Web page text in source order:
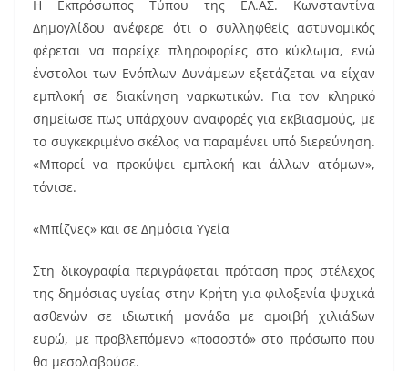
Η Εκπρόσωπος Τύπου της ΕΛ.ΑΣ. Κωνσταντίνα
Δημογλίδου ανέφερε ότι ο συλληφθείς αστυνομικός
φέρεται να παρείχε πληροφορίες στο κύκλωμα, ενώ
ένστολοι των Ενόπλων Δυνάμεων εξετάζεται να είχαν
εμπλοκή σε διακίνηση ναρκωτικών. Για τον κληρικό
σημείωσε πως υπάρχουν αναφορές για εκβιασμούς, με
το συγκεκριμένο σκέλος να παραμένει υπό διερεύνηση.
«Μπορεί να προκύψει εμπλοκή και άλλων ατόμων»,
τόνισε.
«Μπίζνες» και σε Δημόσια Υγεία
Στη δικογραφία περιγράφεται πρόταση προς στέλεχος
της δημόσιας υγείας στην Κρήτη για φιλοξενία ψυχικά
ασθενών σε ιδιωτική μονάδα με αμοιβή χιλιάδων
ευρώ, με προβλεπόμενο «ποσοστό» στο πρόσωπο που
θα μεσολαβούσε.